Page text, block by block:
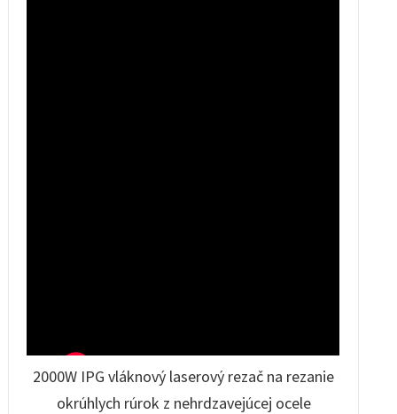
2000W IPG vláknový laserový rezač na rezanie
okrúhlych rúrok z nehrdzavejúcej ocele